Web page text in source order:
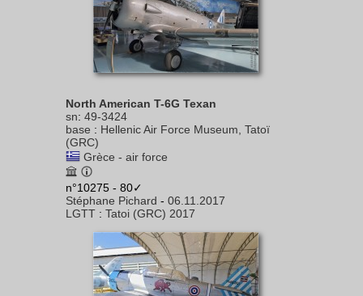
North American T-6G Texan
sn: 49-3424
base : Hellenic Air Force Museum, Tatoï
(GRC)
Grèce - air force
n°10275 - 80✓
Stéphane Pichard - 06.11.2017
LGTT : Tatoi (GRC) 2017